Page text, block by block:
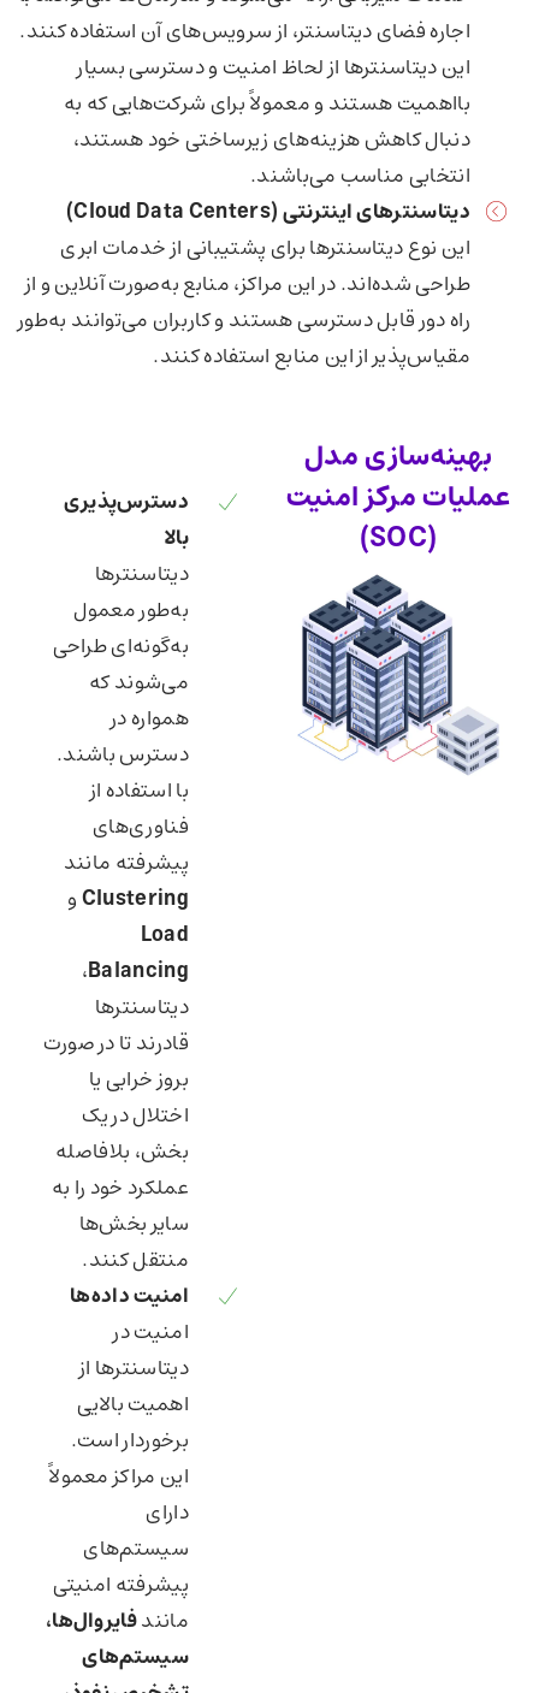
اجاره فضای دیتاسنتر، از سرویس‌های آن استفاده کنند.
این دیتاسنترها از لحاظ امنیت و دسترسی بسیار
بااهمیت هستند و معمولاً برای شرکت‌هایی که به
دنبال کاهش هزینه‌های زیرساختی خود هستند،
انتخابی مناسب می‌باشند.
دیتاسنترهای اینترنتی(Cloud Data Centers)
این نوع دیتاسنترها برای پشتیبانی از خدمات ابری
طراحی شده‌اند. در این مراکز، منابع به‌صورت آنلاین و از
راه دور قابل دسترسی هستند و کاربران می‌توانند به‌طور
مقیاس‌پذیر از این منابع استفاده کنند.
بهینه‌سازی مدل
عملیات مرکز امنیت
(SOC)
دسترس‌پذیری
بالا
دیتاسنترها
به‌طور معمول
به‌گونه‌ای طراحی
می‌شوند که
همواره در
دسترس باشند.
با استفاده از
فناوری‌های
پیشرفته مانند
Clusteringو
Load
Balancing،
دیتاسنترها
قادرند تا در صورت
بروز خرابی یا
اختلال در یک
بخش، بلافاصله
عملکرد خود را به
سایر بخش‌ها
منتقل کنند.
امنیت داده‌ها
امنیت در
دیتاسنترها از
اهمیت بالایی
برخوردار است.
این مراکز معمولاً
دارای
سیستم‌های
پیشرفته امنیتی
مانندفایروال‌ها،
سیستم‌های